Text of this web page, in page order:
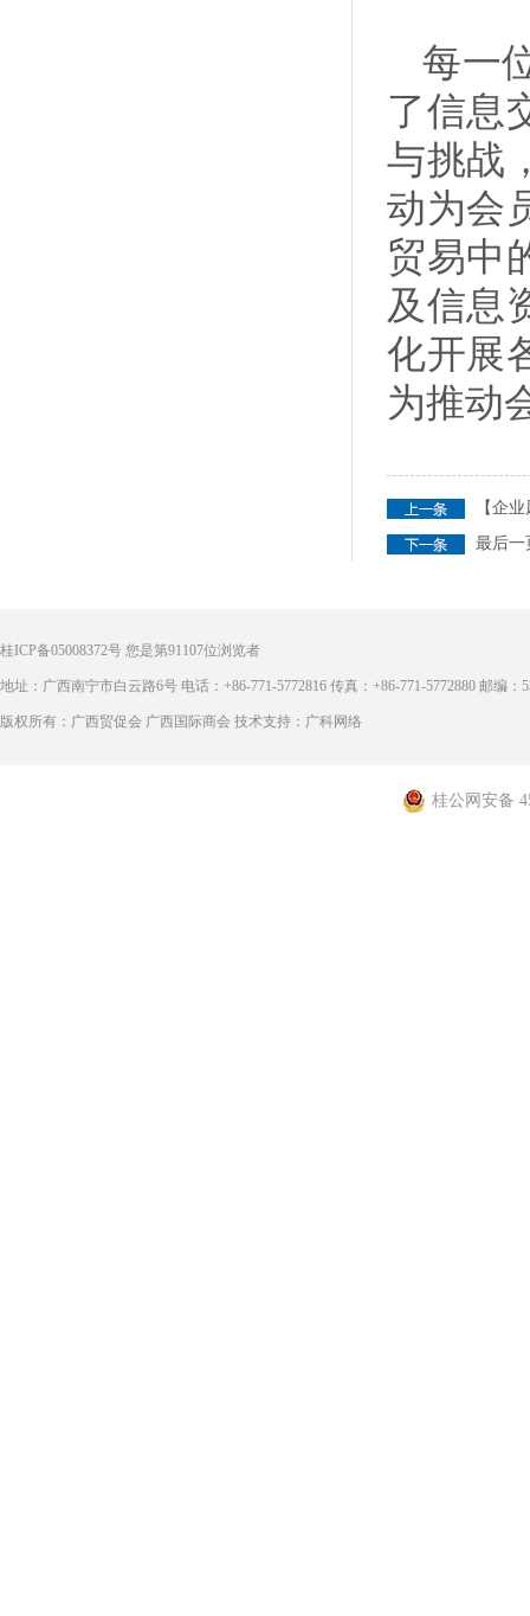
每一
了信息
与挑战
动为会
贸易中
及信息
化开展
为推动
【企
最后一
桂ICP备05008372号 您是第91107位浏览者
地址：广西南宁市白云路6号 电话：+86-771-5772816 传真：+86-771-5772880 邮编：
版权所有：广西贸促会 广西国际商会 技术支持：广科网络
桂公网安备